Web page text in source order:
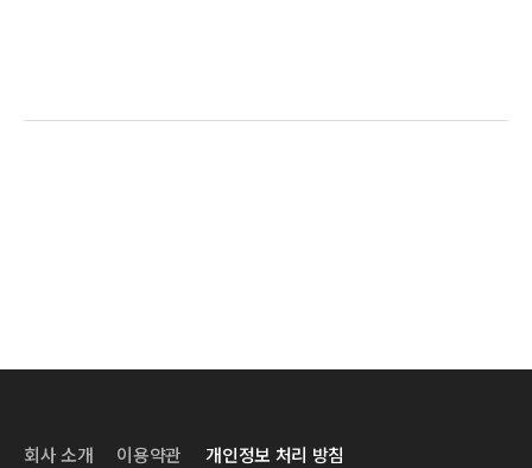
회사 소개 이용약관 개인정보 처리 방침